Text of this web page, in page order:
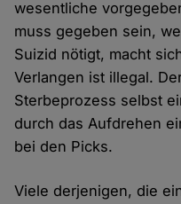
wesentliche
muss gegeben sein,
Suizid nötigt, macht
Verlangen ist illegal.
Sterbeprozess selbst
durch das Aufdrehen
bei den Picks.
Viele derjenigen, die